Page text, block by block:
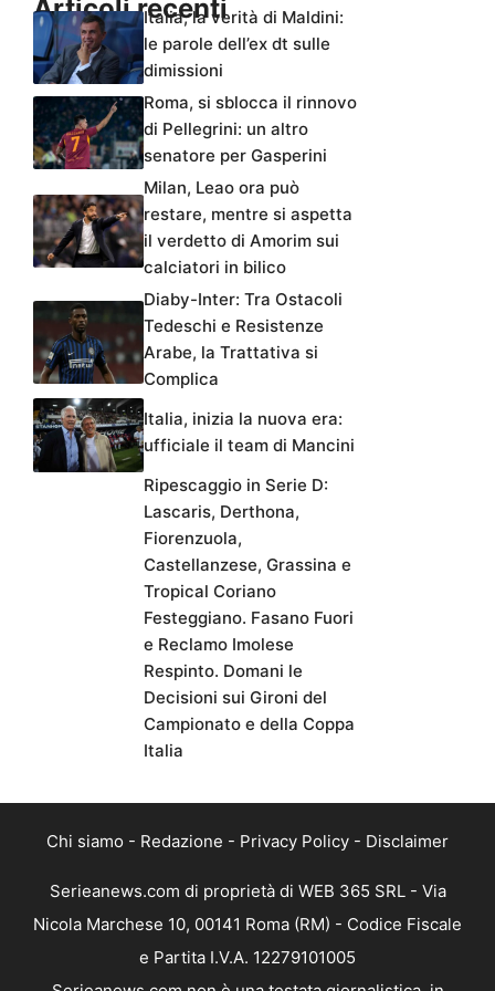
Articoli recentiItalia, la verità di Maldini:
le parole dell’ex dt sulle
dimissioni
Roma, si sblocca il rinnovo
di Pellegrini: un altro
senatore per Gasperini
Milan, Leao ora può
restare, mentre si aspetta
il verdetto di Amorim sui
calciatori in bilico
Diaby-Inter: Tra Ostacoli
Tedeschi e Resistenze
Arabe, la Trattativa si
Complica
Italia, inizia la nuova era:
ufficiale il team di Mancini
Ripescaggio in Serie D:
Lascaris, Derthona,
Fiorenzuola,
Castellanzese, Grassina e
Tropical Coriano
Festeggiano. Fasano Fuori
e Reclamo Imolese
Respinto. Domani le
Decisioni sui Gironi del
Campionato e della Coppa
Italia
Chi siamo - Redazione - Privacy Policy - Disclaimer
Serieanews.com di proprietà di WEB 365 SRL - Via
Nicola Marchese 10, 00141 Roma (RM) - Codice Fiscale
e Partita I.V.A. 12279101005